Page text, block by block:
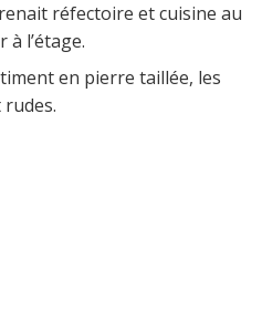
réfectoire et cuisine au
l’étage.
en pierre taillée, les